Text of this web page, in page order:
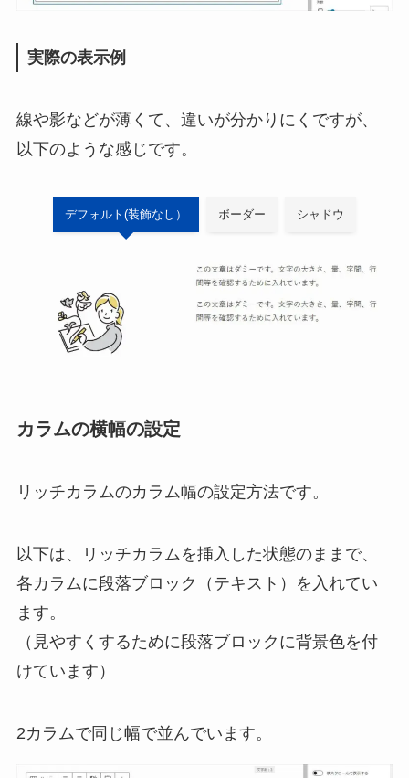
実際の表示例
線や影などが薄くて、違いが分かりにくですが、
以下のような感じです。
デフォルト(装飾なし） ボーダー シャドウ
カラムの横幅の設定
リッチカラムのカラム幅の設定方法です。
以下は、リッチカラムを挿入した状態のままで、
各カラムに段落ブロック（テキスト）を入れてい
ます。
（見やすくするために段落ブロックに背景色を付
けています）
2カラムで同じ幅で並んでいます。